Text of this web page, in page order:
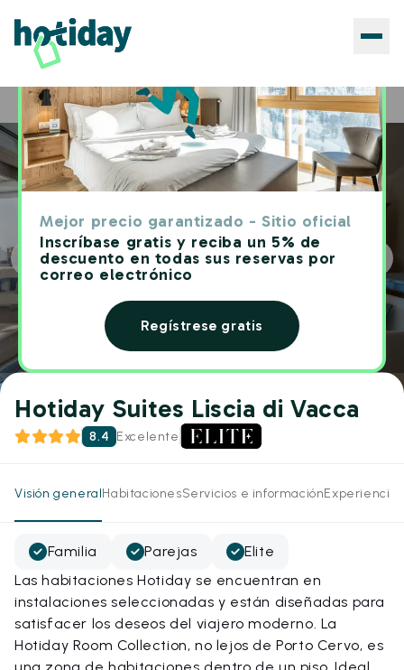
Mejor precio garantizado - Sitio oficial
Inscríbase gratis y reciba un 5% de
descuento en todas sus reservas por
correo electrónico
Regístrese gratis
Home Hoteles Hotiday Suites Liscia di Vacca
Hotiday Suites Liscia di Vacca
8.4 Excelente
Visión generalHabitacionesServicios e informaciónExperiencias
Familia Parejas
Elite
Las habitaciones Hotiday se encuentran en
instalaciones seleccionadas y están diseñadas para
satisfacer los deseos del viajero moderno. La
Hotiday Room Collection, no lejos de Porto Cervo, es